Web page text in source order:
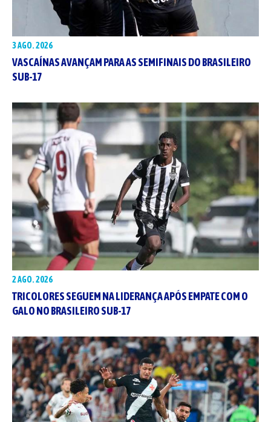
3 AGO. 2026
VASCAÍNAS AVANÇAM PARA AS SEMIFINAIS DO BRASILEIRO
SUB-17
2 AGO. 2026
TRICOLORES SEGUEM NA LIDERANÇA APÓS EMPATE COM O
GALO NO BRASILEIRO SUB-17